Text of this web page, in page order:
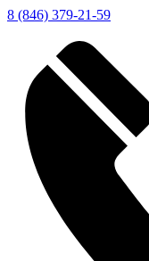
8 (846) 379-21-59